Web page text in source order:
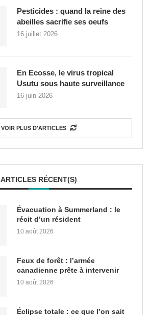
Pesticides : quand la reine des
abeilles sacrifie ses oeufs
16 juillet 2026
En Ecosse, le virus tropical
Usutu sous haute surveillance
16 juin 2026
VOIR PLUS D'ARTICLES
ARTICLES RÉCENT(S)
Évacuation à Summerland : le
récit d’un résident
10 août 2026
Feux de forêt : l’armée
canadienne prête à intervenir
10 août 2026
Éclipse totale : ce que l’on sait